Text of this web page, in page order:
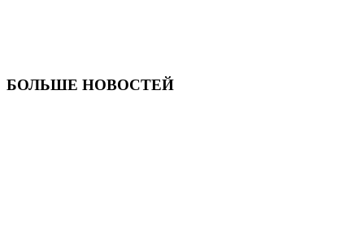
БОЛЬШЕ НОВОСТЕЙ